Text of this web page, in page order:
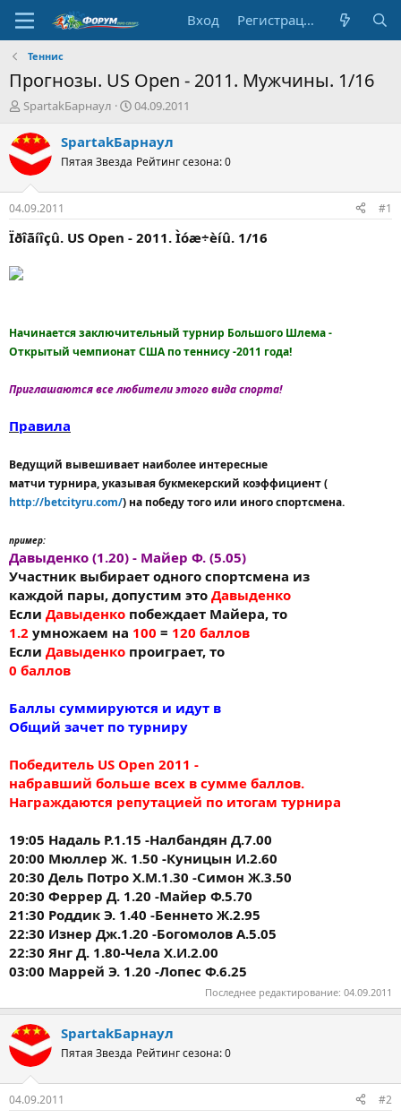
Вход Регистрация
Теннис
Прогнозы. US Open - 2011. Мужчины. 1/16
А
т
о
р
т
е
м
ы
SpartakБарнаул
Д
т
а
н
а
л
04.09.2011
SpartakБарнаул
Пятая Звезда Рейтинг сезона: 0
04.09.2011 #1
Ïðîãíîçû. US Open - 2011. Ìóæ÷èíû. 1/16
Начинается заключительный турнир Большого Шлема -
Открытый чемпионат США по теннису -2011 года!
Приглашаются все любители этого вида спорта!
Правила
Ведущий вывешивает наиболее интересные
матчи турнира, указывая букмекерский коэффициент (
http://betcityru.com/) на победу того или иного спортсмена.
пример:
Давыденко (1.20) - Майер Ф. (5.05)
Участник выбирает одного спортсмена из
каждой пары, допустим это Давыденко
Если Давыденко побеждает Майера, то
1.2 умножаем на 100 = 120 баллов
Если Давыденко проиграет, то
0 баллов
Баллы суммируются и идут в
Общий зачет по турниру
Победитель US Open 2011 -
набравший больше всех в сумме баллов.
Награждаются репутацией по итогам турнира
19:05 Надаль Р.1.15 -Налбандян Д.7.00
20:00 Мюллер Ж. 1.50 -Куницын И.2.60
20:30 Дель Потро Х.М.1.30 -Симон Ж.3.50
20:30 Феррер Д. 1.20 -Майер Ф.5.70
21:30 Роддик Э. 1.40 -Беннето Ж.2.95
22:30 Изнер Дж.1.20 -Богомолов А.5.05
22:30 Янг Д. 1.80-Чела Х.И.2.00
03:00 Маррей Э. 1.20 -Лопес Ф.6.25
Последнее редактирование: 04.09.2011
SpartakБарнаул
Пятая Звезда Рейтинг сезона: 0
04.09.2011 #2